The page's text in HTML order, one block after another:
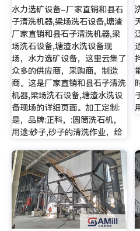
水力选矿设备-厂家直销和县石
子清洗机器,梁场洗石设备,塘渣
厂家直销和县石子清洗机器,梁
场洗石设备,塘渣水洗设备现
场，水力选矿设备，这里云集了
众多的供应商，采购商，制造
商。这是厂家直销和县石子清洗
机器,梁场洗石设备,塘渣水洗设
备现场的详细页面。加工定制:
是，品牌:正科，:圆筒洗石机，
用途:砂子,砂子的清洗作业，给